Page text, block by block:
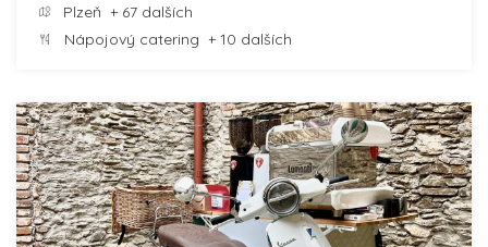
Plzeň + 67 dalších
Nápojový catering + 10 dalších